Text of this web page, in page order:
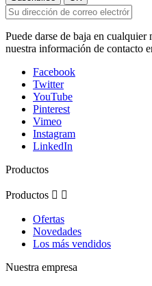
Puede darse de baja en
nuestra información de contacto
Facebook
Twitter
YouTube
Pinterest
Vimeo
Instagram
LinkedIn
Productos
Productos  
Ofertas
Novedades
Los más vendidos
Nuestra empresa